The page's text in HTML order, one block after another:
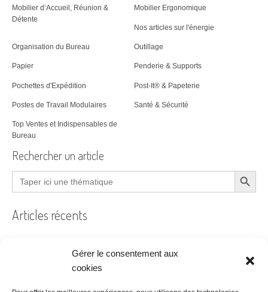
Gérer le consentement aux
cookies
Mobilier d‘Accueil, Réunion &
Détente
Mobilier Ergonomique
Nos articles sur l'énergie
Organisation du Bureau Outillage
Papier Penderie & Supports
Pochettes d'Expédition Post-It® & Papeterie
Postes de Travail Modulaires Santé & Sécurité
Top Ventes et Indispensables de
Bureau
Rechercher un article
Search
for:
Search Button
Articles récents
Filtre à air encrassé au bureau : le guide pratique